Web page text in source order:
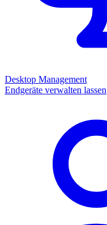
Desktop Management
Endgeräte verwalten lassen